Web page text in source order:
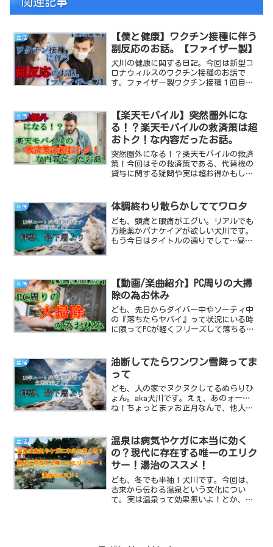
生活
【僕と健康】ワクチン接種に伴う
副反応のお話。【ファイザー製】
犬川の健康に関する日記。今回は新型コ
ロナウィルスのワクチン接種のお話で
す。ファイザー製ワクチン接種１回目で
生活
【楽天モバイル】突然圏外にな
る！？楽天モバイルの救済策は超
おトク！な内容だったお話。
突然圏外になる！？楽天モバイルの救済
策！今回はその救済策である、代替機の
貸与に関する疑問や実は超お得かもしれ
生活 体調終わり散らかしててワロタ
ども、頭痛と眼痛がエグい。リアルでも
万能薬かパナケイアが欲しい犬川です。
もう今日はタイトルの通りでして…昼頃
この２つがずっと続いてて...
生活
【動画/楽曲紹介】PC周りの大掃
除の為お休み
ども、先日からダイバー中やソーティ中
の『落ちたらヤバイ』って状況にいる時
に限ってPCが軽くフリーズして落ちる犬
を最後にしたのは、果たしていつだっ
け……？という恐ろしい...
生活
油断してたらワンワン雪降ってま
って
ども、人の家でヌクヌクしてるぬらりひ
ょん。aka犬川です。えぇ、あのォー…
ね！ちょっとまァお正月なんで、他人様
で、車を運転してお邪魔してたんです
よ。伊達巻きうめぇ。赤ちゃ...
生活
温泉は病気やケガに本当に効く
の？現代に存在する唯一のエリク
サー！湯治のススメ！
ども、冬でも半袖！犬川です。今回は、
古来から伝わる温泉という文化につい
て。実は温泉って効果無いよ！とか、家